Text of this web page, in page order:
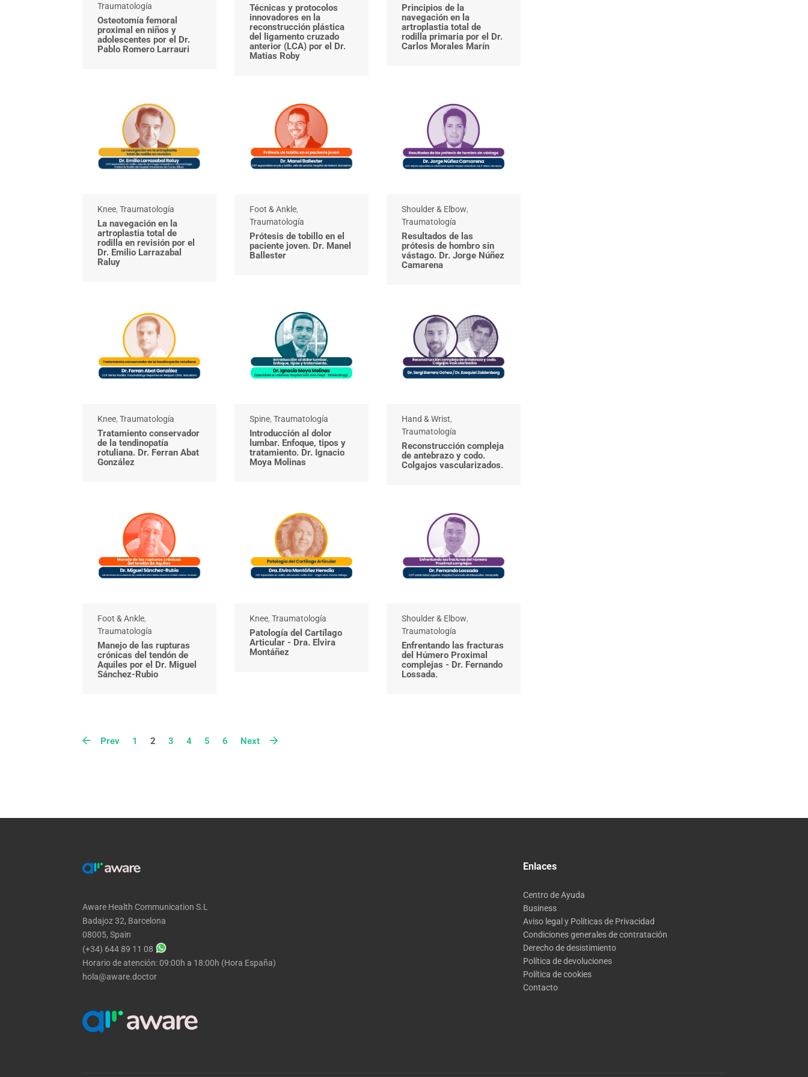
Traumatología
Osteotomía femoral
proximal en niños y
adolescentes por el Dr.
Pablo Romero Larrauri
Técnicas y protocolos
innovadores en la
reconstrucción plástica
del ligamento cruzado
anterior (LCA) por el Dr.
Matias Roby
Principios de la
navegación en la
artroplastia total de
rodilla primaria por el Dr.
Carlos Morales Marín
Knee, Traumatología
La navegación en la
artroplastia total de
rodilla en revisión por el
Dr. Emilio Larrazabal
Raluy
Foot & Ankle,
Traumatología
Prótesis de tobillo en el
paciente joven. Dr. Manel
Ballester
Shoulder & Elbow,
Traumatología
Resultados de las
prótesis de hombro sin
vástago. Dr. Jorge Núñez
Camarena
Knee, Traumatología
Tratamiento conservador
de la tendinopatía
rotuliana. Dr. Ferran Abat
González
Spine, Traumatología
Introducción al dolor
lumbar. Enfoque, tipos y
tratamiento. Dr. Ignacio
Moya Molinas
Hand & Wrist,
Traumatología
Reconstrucción compleja
de antebrazo y codo.
Colgajos vascularizados.
Foot & Ankle,
Traumatología
Manejo de las rupturas
crónicas del tendón de
Aquiles por el Dr. Miguel
Sánchez-Rubio
Knee, Traumatología
Patología del Cartílago
Articular - Dra. Elvira
Montáñez
Shoulder & Elbow,
Traumatología
Enfrentando las fracturas
del Húmero Proximal
complejas - Dr. Fernando
Lossada.
Prev 1 2 3 4 5 6 Next
Aware Health Communication S.L
Badajoz 32, Barcelona
08005, Spain
(+34) 644 89 11 08
Horario de atención: 09:00h a 18:00h (Hora España)
hola@aware.doctor
Enlaces
Centro de Ayuda
Business
Aviso legal y Políticas de Privacidad
Condiciones generales de contratación
Derecho de desistimiento
Política de devoluciones
Política de cookies
Contacto